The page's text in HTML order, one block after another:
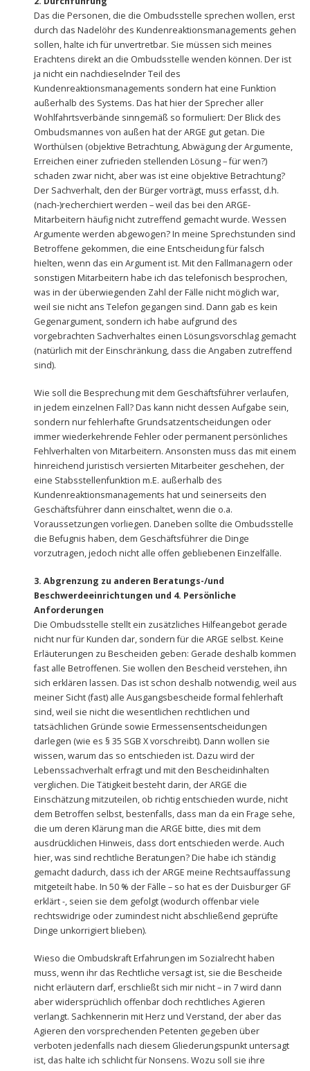
Das die Personen, die die Ombudsstelle sprechen wollen, erst
durch das Nadelöhr des Kundenreaktionsmanagements gehen
sollen, halte ich für unvertretbar. Sie müssen sich meines
Erachtens direkt an die Ombudsstelle wenden können. Der ist
ja nicht ein nachdieselnder Teil des
Kundenreaktionsmanagements sondern hat eine Funktion
außerhalb des Systems. Das hat hier der Sprecher aller
Wohlfahrtsverbände sinngemäß so formuliert: Der Blick des
Ombudsmannes von außen hat der ARGE gut getan. Die
Worthülsen (objektive Betrachtung, Abwägung der Argumente,
Erreichen einer zufrieden stellenden Lösung – für wen?)
schaden zwar nicht, aber was ist eine objektive Betrachtung?
Der Sachverhalt, den der Bürger vorträgt, muss erfasst, d.h.
(nach-)recherchiert werden – weil das bei den ARGE-
Mitarbeitern häufig nicht zutreffend gemacht wurde. Wessen
Argumente werden abgewogen? In meine Sprechstunden sind
Betroffene gekommen, die eine Entscheidung für falsch
hielten, wenn das ein Argument ist. Mit den Fallmanagern oder
sonstigen Mitarbeitern habe ich das telefonisch besprochen,
was in der überwiegenden Zahl der Fälle nicht möglich war,
weil sie nicht ans Telefon gegangen sind. Dann gab es kein
Gegenargument, sondern ich habe aufgrund des
vorgebrachten Sachverhaltes einen Lösungsvorschlag gemacht
(natürlich mit der Einschränkung, dass die Angaben zutreffend
sind).
Wie soll die Besprechung mit dem Geschäftsführer verlaufen,
in jedem einzelnen Fall? Das kann nicht dessen Aufgabe sein,
sondern nur fehlerhafte Grundsatzentscheidungen oder
immer wiederkehrende Fehler oder permanent persönliches
Fehlverhalten von Mitarbeitern. Ansonsten muss das mit einem
hinreichend juristisch versierten Mitarbeiter geschehen, der
eine Stabsstellenfunktion m.E. außerhalb des
Kundenreaktionsmanagements hat und seinerseits den
Geschäftsführer dann einschaltet, wenn die o.a.
Voraussetzungen vorliegen. Daneben sollte die Ombudsstelle
die Befugnis haben, dem Geschäftsführer die Dinge
vorzutragen, jedoch nicht alle offen gebliebenen Einzelfälle.
3. Abgrenzung zu anderen Beratungs-/und
Beschwerdeeinrichtungen und 4. Persönliche
Anforderungen
Die Ombudsstelle stellt ein zusätzliches Hilfeangebot gerade
nicht nur für Kunden dar, sondern für die ARGE selbst. Keine
Erläuterungen zu Bescheiden geben: Gerade deshalb kommen
fast alle Betroffenen. Sie wollen den Bescheid verstehen, ihn
sich erklären lassen. Das ist schon deshalb notwendig, weil aus
meiner Sicht (fast) alle Ausgangsbescheide formal fehlerhaft
sind, weil sie nicht die wesentlichen rechtlichen und
tatsächlichen Gründe sowie Ermessensentscheidungen
darlegen (wie es § 35 SGB X vorschreibt). Dann wollen sie
wissen, warum das so entschieden ist. Dazu wird der
Lebenssachverhalt erfragt und mit den Bescheidinhalten
verglichen. Die Tätigkeit besteht darin, der ARGE die
Einschätzung mitzuteilen, ob richtig entschieden wurde, nicht
dem Betroffen selbst, bestenfalls, dass man da ein Frage sehe,
die um deren Klärung man die ARGE bitte, dies mit dem
ausdrücklichen Hinweis, dass dort entschieden werde. Auch
hier, was sind rechtliche Beratungen? Die habe ich ständig
gemacht dadurch, dass ich der ARGE meine Rechtsauffassung
mitgeteilt habe. In 50 % der Fälle – so hat es der Duisburger GF
erklärt -, seien sie dem gefolgt (wodurch offenbar viele
rechtswidrige oder zumindest nicht abschließend geprüfte
Dinge unkorrigiert blieben).
Wieso die Ombudskraft Erfahrungen im Sozialrecht haben
muss, wenn ihr das Rechtliche versagt ist, sie die Bescheide
nicht erläutern darf, erschließt sich mir nicht – in 7 wird dann
aber widersprüchlich offenbar doch rechtliches Agieren
verlangt. Sachkennerin mit Herz und Verstand, der aber das
Agieren den vorsprechenden Petenten gegeben über
verboten jedenfalls nach diesem Gliederungspunkt untersagt
ist, das halte ich schlicht für Nonsens. Wozu soll sie ihre